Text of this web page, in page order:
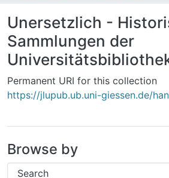
Unersetzlich -
Sammlungen der
Permanent URI for this collection
https://jlupub.ub.uni-giessen.de/
Browse by